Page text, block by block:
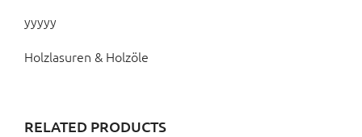
yyyyy
Holzlasuren & Holzöle
RELATED PRODUCTS